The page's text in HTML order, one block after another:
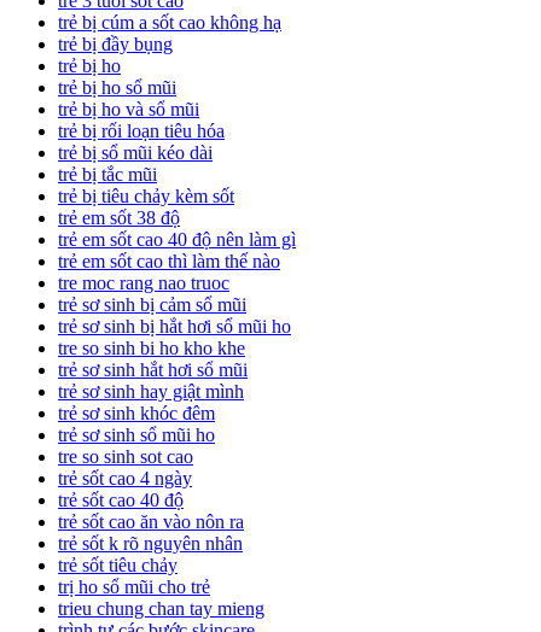
trẻ bị cúm a sốt cao không hạ
trẻ bị đầy bụng
trẻ bị ho
trẻ bị ho sổ mũi
trẻ bị ho và sổ mũi
trẻ bị rối loạn tiêu hóa
trẻ bị sổ mũi kéo dài
trẻ bị tắc mũi
trẻ bị tiêu chảy kèm sốt
trẻ em sốt 38 độ
trẻ em sốt cao 40 độ nên làm gì
trẻ em sốt cao thì làm thế nào
tre moc rang nao truoc
trẻ sơ sinh bị cảm sổ mũi
trẻ sơ sinh bị hắt hơi sổ mũi ho
tre so sinh bi ho kho khe
trẻ sơ sinh hắt hơi sổ mũi
trẻ sơ sinh hay giật mình
trẻ sơ sinh khóc đêm
trẻ sơ sinh sổ mũi ho
tre so sinh sot cao
trẻ sốt cao 4 ngày
trẻ sốt cao 40 độ
trẻ sốt cao ăn vào nôn ra
trẻ sốt k rõ nguyên nhân
trẻ sốt tiêu chảy
trị ho sổ mũi cho trẻ
trieu chung chan tay mieng